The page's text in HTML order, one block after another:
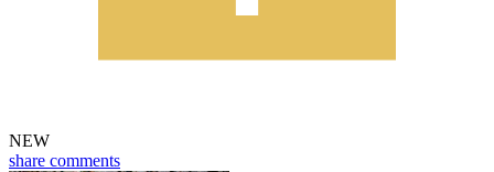
NEW
share comments